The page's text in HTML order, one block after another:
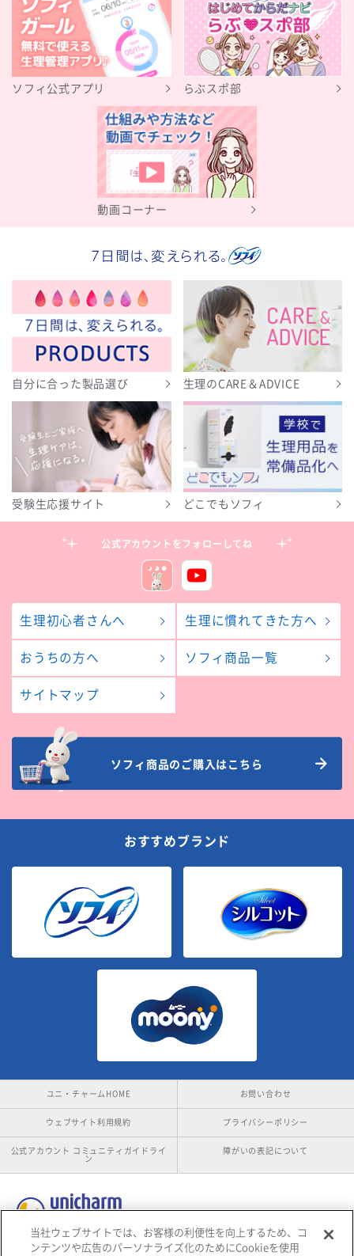
ソフィ公式アプリ らぶスポ部
動画コーナー
自分に合った製品選び 生理のCARE＆ADVICE
受験生応援サイト どこでもソフィ
公式アカウントをフォローしてね
生理初心者さんへ 生理に慣れてきた方へ
おうちの方へ ソフィ商品一覧
サイトマップ
ソフィ商品のご購入はこちら
おすすめブランド
ユニ・チャームHOME お問い合わせ
ウェブサイト利用規約 プライバシーポリシー
公式アカウント コミュニティガイドライ
ン
障がいの表記について
当社ウェブサイトでは、お客様の利便性を向上するため、コ
ンテンツや広告のパーソナライズ化のためにCookieを使用